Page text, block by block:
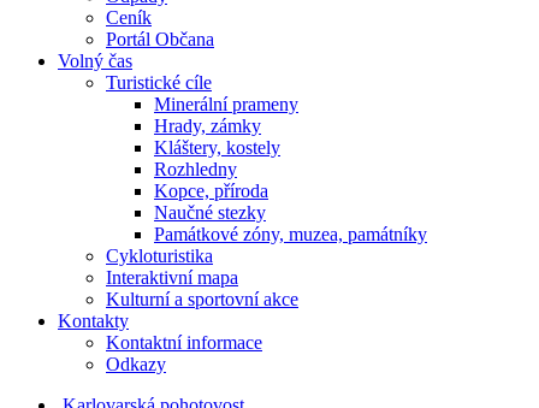
Ceník
Portál Občana
Volný čas
Turistické cíle
Minerální prameny
Hrady, zámky
Kláštery, kostely
Rozhledny
Kopce, příroda
Naučné stezky
Památkové zóny, muzea, památníky
Cykloturistika
Interaktivní mapa
Kulturní a sportovní akce
Kontakty
Kontaktní informace
Odkazy